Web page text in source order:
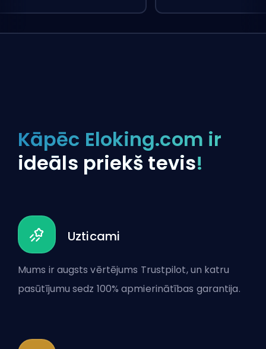
Kāpēc Eloking.com ir
ideāls priekš tevis!
Uzticami
Mums ir augsts vērtējums Trustpilot, un katru
pasūtījumu sedz 100% apmierinātības garantija.